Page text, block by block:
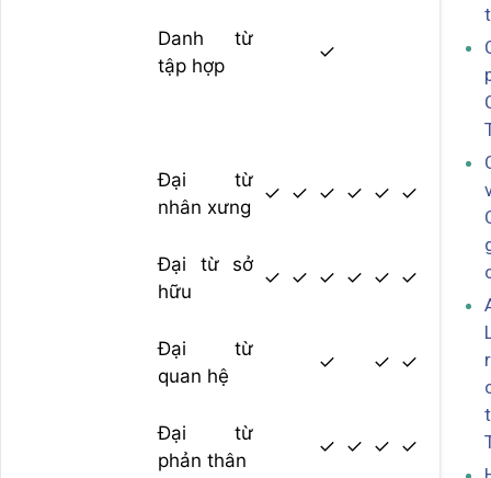
Danh từ
tập hợp
✓
Đại từ
nhân xưng
✓ ✓ ✓ ✓ ✓ ✓
Đại từ sở
hữu
✓ ✓ ✓ ✓ ✓ ✓
Đại từ
quan hệ
✓ ✓ ✓
Đại từ
phản thân
✓ ✓ ✓ ✓